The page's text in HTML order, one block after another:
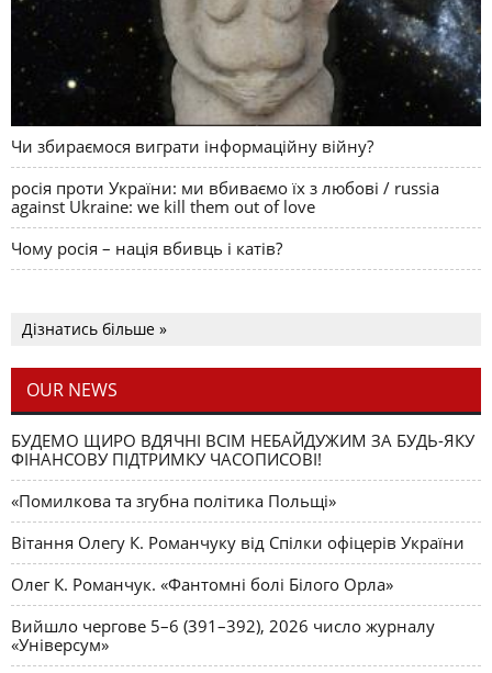
Чи збираємося виграти інформаційну війну?
росія проти України: ми вбиваємо їх з любові / russia
against Ukraine: we kill them out of love
Чому росія – нація вбивць і катів?
Дізнатись більше »
OUR NEWS
БУДЕМО ЩИРО ВДЯЧНІ ВСІМ НЕБАЙДУЖИМ ЗА БУДЬ-ЯКУ
ФІНАНСОВУ ПІДТРИМКУ ЧАСОПИСОВІ!
«Помилкова та згубна політика Польщі»
Вітання Олегу К. Романчуку від Спілки офіцерів України
Олег К. Романчук. «Фантомні болі Білого Орла»
Вийшло чергове 5–6 (391–392), 2026 число журналу
«Універсум»